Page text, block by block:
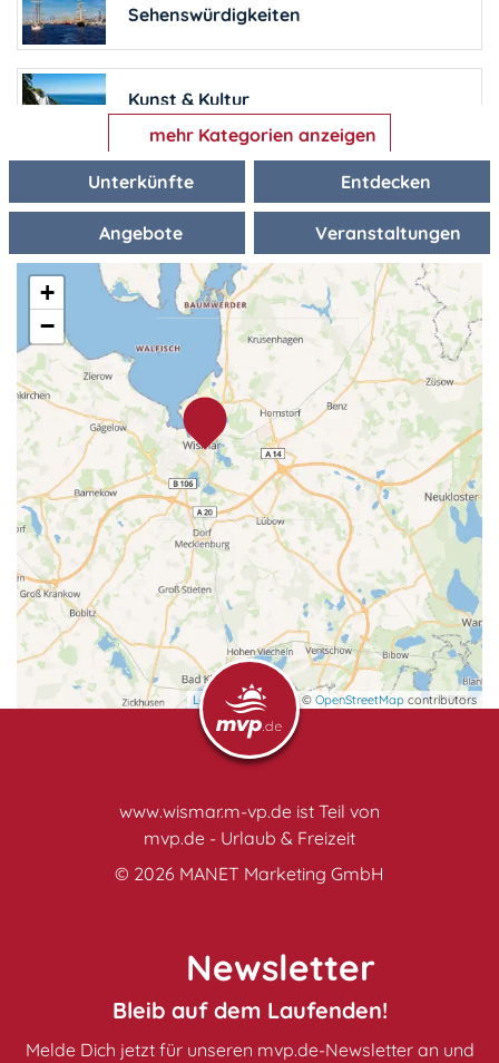
Bauernhöfe
Familienferienstätten
Familienfreundliche Unterkünfte
Ferienparks
Ferienwohnungen & Ferienhäuser
Gruppenunterkünfte
Gutshöfe
Hausboote
Herrenhäuser
Hotels & Pensionen
Sehenswürdigkeiten
Kunst & Kultur
Freizeit & Sport
Wellness
Shopping
alles entdecken
mehr Kategorien anzeigen
Unterkünfte Entdecken
Angebote Veranstaltungen
+
−
Leaflet | map data © OpenStreetMap contributors
www.wismar.m-vp.de ist Teil von
mvp.de - Urlaub & Freizeit
© 2026 MANET Marketing GmbH
Newsletter
Bleib auf dem Laufenden!
Melde Dich jetzt für unseren mvp.de-Newsletter an und